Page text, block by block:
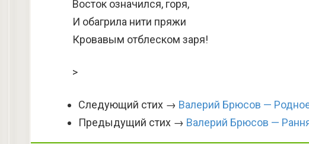
Восток означился, горя,
И обагрила нити пряжи
Кровавым отблеском заря!
>
Следующий стих → Валерий Брюсов —
Предыдущий стих → Валерий Брюсов —